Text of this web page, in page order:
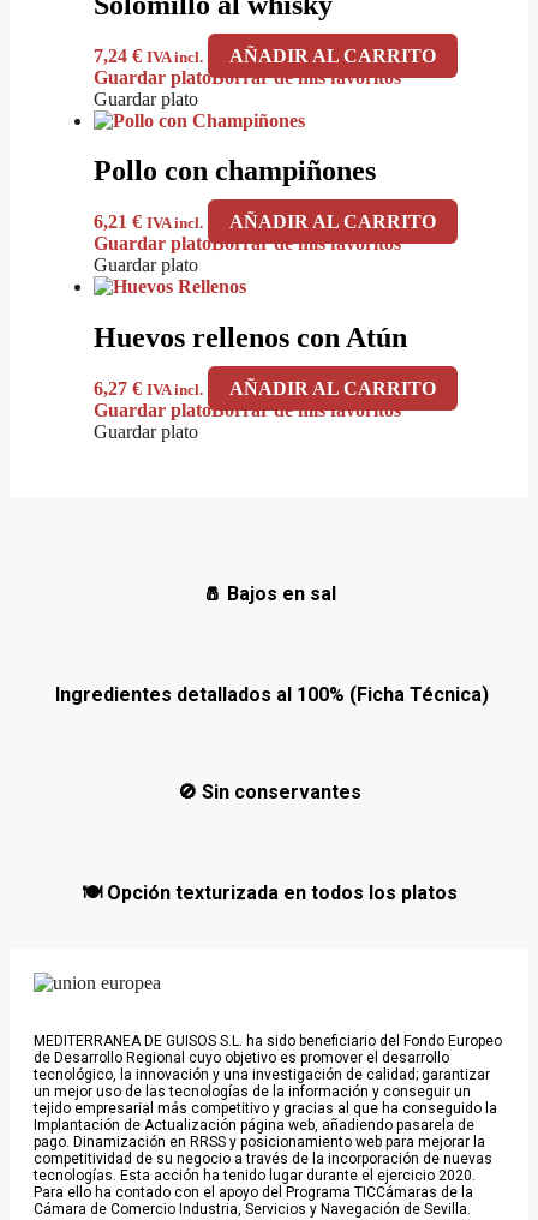
7,24 € IVA incl.
AÑADIR AL CARRITO
Guardar platoBorrar de mis favoritos
Guardar plato
Pollo con champiñones
6,21 € IVA incl.
AÑADIR AL CARRITO
Guardar platoBorrar de mis favoritos
Guardar plato
Huevos rellenos con Atún
6,27 € IVA incl.
AÑADIR AL CARRITO
Guardar platoBorrar de mis favoritos
Guardar plato
🧂 Bajos en sal
Ingredientes detallados al 100% (Ficha Técnica)
🚫 Sin conservantes
🍽️ Opción texturizada en todos los platos
MEDITERRANEA DE GUISOS S.L. ha sido beneficiario del Fondo Europeo
de Desarrollo Regional cuyo objetivo es promover el desarrollo
tecnológico, la innovación y una investigación de calidad; garantizar
un mejor uso de las tecnologías de la información y conseguir un
tejido empresarial más competitivo y gracias al que ha conseguido la
Implantación de Actualización página web, añadiendo pasarela de
pago. Dinamización en RRSS y posicionamiento web para mejorar la
competitividad de su negocio a través de la incorporación de nuevas
tecnologías. Esta acción ha tenido lugar durante el ejercicio 2020.
Para ello ha contado con el apoyo del Programa TICCámaras de la
Cámara de Comercio Industria, Servicios y Navegación de Sevilla.